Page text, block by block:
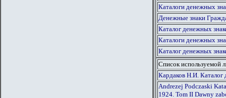
Каталоги денежных
Денежные знаки
Каталог денежных
Каталоги денежных
Каталог денежных
Список используемой
Кардаков Н.И. Каталог
Andrezej Podczaski
1924. Tom II Dawny